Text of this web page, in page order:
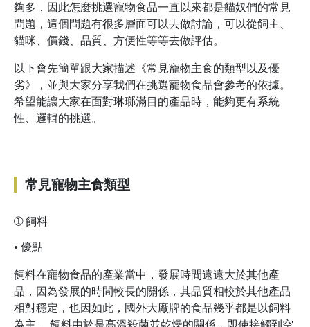
夠多，因此怎麼挑選寵物食品一直以來都是貓奴們的常見
問題，這個問題有很多層面可以去做討論，可以從飼主、
貓咪、價錢、品質、方便性等等去做評估。
以下會先簡單跟大家描述《常見寵物主食的類型以及優
劣》，並與大家分享我們在挑選寵物食品會參考的依據。
希望能讓大家在面對琳瑯滿目的產品時，能夠更有系統
性、邏輯的挑選。
常見寵物主食類型
➀飼料
• 優點
飼料在寵物食品的產業當中，發展時間遠遠大於其他產
品，因為發展的時間較長的關係，其品質相較於其他產品
相對穩定，也因如此，國外大廠牌的食品幾乎都是以飼料
為主。 飼料由於是高溫殺菌並乾燥的關係，即使接觸到空